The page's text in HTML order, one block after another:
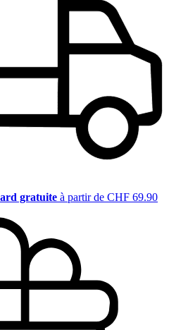
gratuite à partir de CHF 69.90